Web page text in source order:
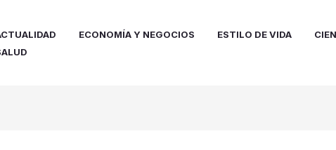
ECONOMÍA Y NEGOCIOS ESTILO DE VIDA